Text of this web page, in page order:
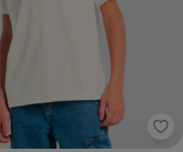
Dino Player